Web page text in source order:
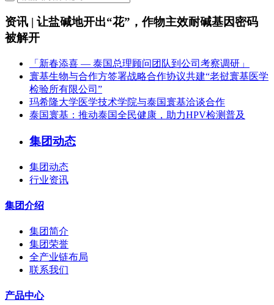
资讯 | 让盐碱地开出“花”，作物主效耐碱基因密码
被解开
「新春添喜 — 泰国总理顾问团队到公司考察调研」
寰基生物与合作方签署战略合作协议共建“老挝寰基医学
检验所有限公司”
玛希隆大学医学技术学院与泰国寰基洽谈合作
泰国寰基：推动泰国全民健康，助力HPV检测普及
集团动态
集团动态
行业资讯
集团介绍
集团简介
集团荣誉
全产业链布局
联系我们
产品中心